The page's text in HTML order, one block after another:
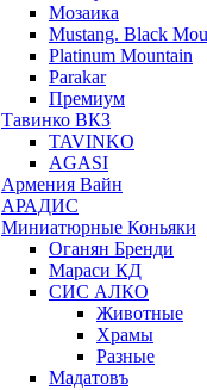
Мозаика
Mustang. Black
Platinum Mountain
Parakar
Премиум
Тавинко ВКЗ
TAVINKO
AGASI
Армения Вайн
АРАДИС
Миниатюрные Коньяки
Оганян Бренди
Мараси КД
СИС АЛКО
Животные
Храмы
Разные
Мадатовъ